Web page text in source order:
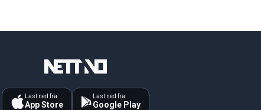
Last ned fra
App Store
Last ned fra
Google Play